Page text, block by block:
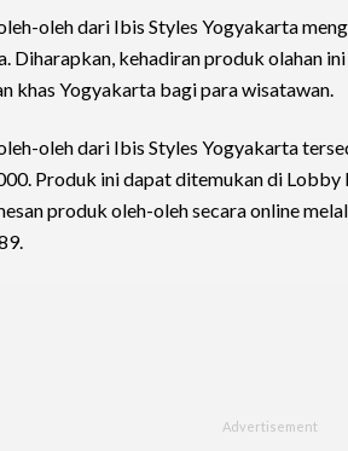
oleh dari Ibis Styles Yogyakarta
Diharapkan, kehadiran produk olahan
khas Yogyakarta bagi para wisatawan.
oleh dari Ibis Styles Yogyakarta
Produk ini dapat ditemukan di Lobby
produk oleh-oleh secara online